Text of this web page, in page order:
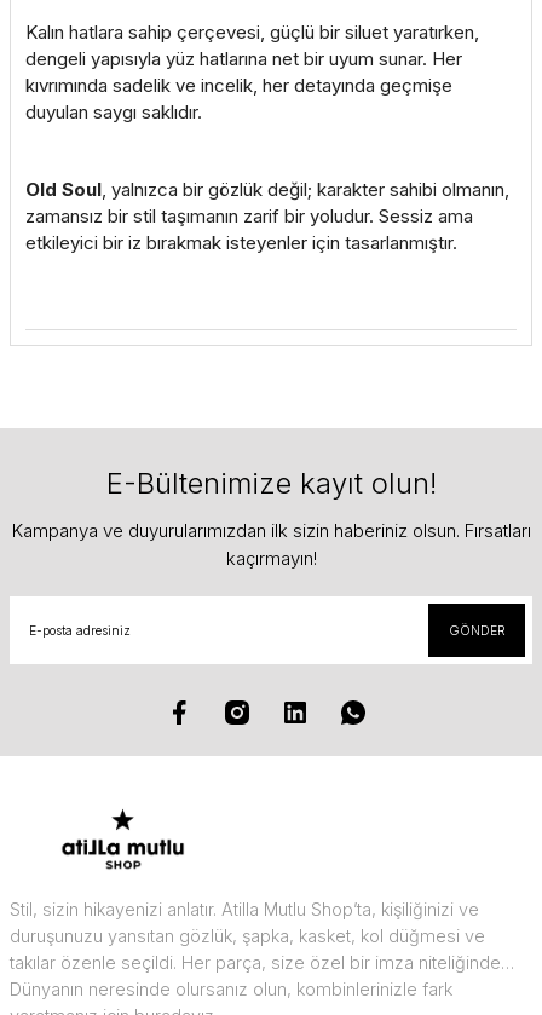
Kalın hatlara sahip çerçevesi, güçlü bir siluet yaratırken,
dengeli yapısıyla yüz hatlarına net bir uyum sunar. Her
kıvrımında sadelik ve incelik, her detayında geçmişe
duyulan saygı saklıdır.
Old Soul, yalnızca bir gözlük değil; karakter sahibi olmanın,
zamansız bir stil taşımanın zarif bir yoludur. Sessiz ama
etkileyici bir iz bırakmak isteyenler için tasarlanmıştır.
E-Bültenimize kayıt olun!
Kampanya ve duyurularımızdan ilk sizin haberiniz olsun. Fırsatları
kaçırmayın!
GÖNDER
Stil, sizin hikayenizi anlatır. Atilla Mutlu Shop’ta, kişiliğinizi ve
duruşunuzu yansıtan gözlük, şapka, kasket, kol düğmesi ve
takılar özenle seçildi. Her parça, size özel bir imza niteliğinde…
Dünyanın neresinde olursanız olun, kombinlerinizle fark